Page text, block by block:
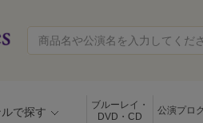
で探す
ブルーレイ・
DVD・CD
公演プロ